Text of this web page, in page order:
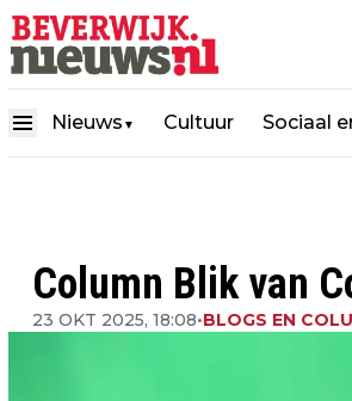
Nieuws ▼ Cultuur Sociaal
Column Blik van
23 OKT 2025, 18:08•BLOGS EN